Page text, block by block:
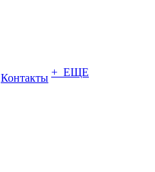
Контакты + ЕЩЕ